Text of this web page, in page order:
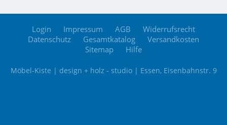
Login Impressum AGB
Widerrufsrecht
Datenschutz
Gesamtkatalog
Versandkosten
Sitemap
Hilfe
Möbel-Kiste | design + holz - studio | Essen, Eisenbahnstr. 9